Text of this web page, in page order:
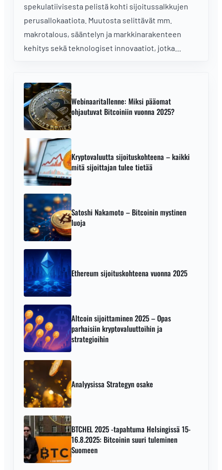
spekulatiivisesta pelistä kohti sijoitussalkkujen
perusallokaatiota. Muutosta selittävät mm.
makrotalous, sääntelyn ja markkinarakenteen
kehitys sekä teknologiset innovaatiot, jotka
Webinaaritallenne: Miksi pääomat
ohjautuvat Bitcoiniin vuonna 2025?
Kryptovaluutta sijoituskohteena – kaikki
mitä sijoittajan tulee tietää
Satoshi Nakamoto – Bitcoinin mystinen
luoja
Ethereum sijoituskohteena vuonna 2025
Altcoin sijoittaminen 2025 – Opas
parhaisiin kryptovaluuttoihin ja
strategioihin
Analyysissa Strategyn osake
BTCHEL 2025 -tapahtuma Helsingissä 15-
16.8.2025: Bitcoinin suuri tuleminen
Suomeen